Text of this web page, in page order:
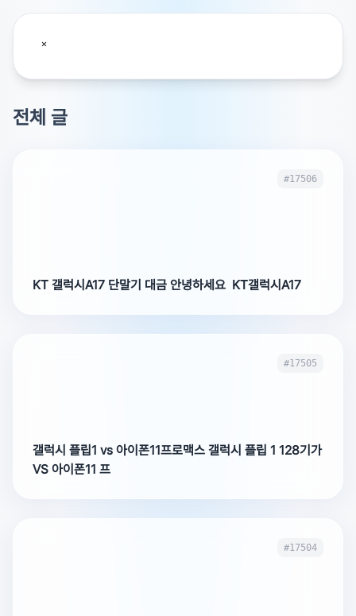
전체 글
#17506
KT 갤럭시A17 단말기 대금 안녕하세요 KT갤럭시A17
#17505
갤럭시 플립1 vs 아이폰11프로맥스 갤럭시 플립 1 128기가
VS 아이폰11 프
#17504